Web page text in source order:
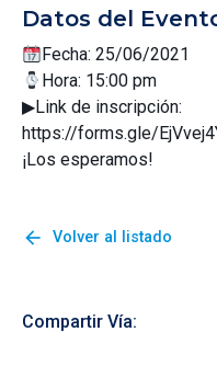
Datos del
Fecha: 25/06/2021
Hora: 15:00 pm
▶Link de inscripción:
https://forms.gle/
¡Los esperamos!
arrow_back Volver al listado
Compartir Vía: